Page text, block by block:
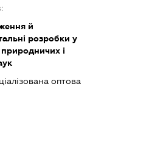
й
розробки у
і
оптова